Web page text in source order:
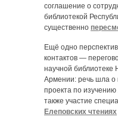
соглашение о
библиотекой
существенно
Ещё одно
контактов —
научной библиотеке
Армении: речь шла о
проекта по
также участие
Елеповских чтениях